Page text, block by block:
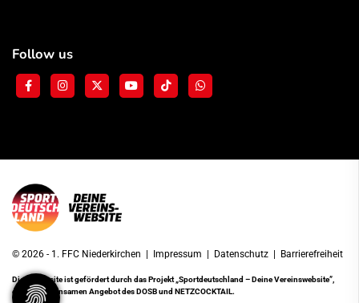
Follow us
© 2026 - 1. FFC Niederkirchen | Impressum | Datenschutz | Barrierefreiheit
Diese Website ist gefördert durch das Projekt„Sportdeutschland – Deine Vereinswebsite”,
einem gemeinsamen Angebot des DOSB und NETZCOCKTAIL.